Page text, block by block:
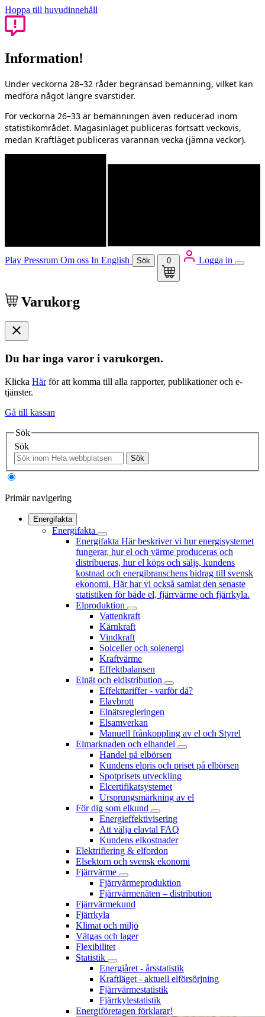
Hoppa till huvudinnehåll
Information!
Under veckorna 28–32 råder begränsad bemanning, vilket kan
medföra något längre svarstider.
För veckorna 26–33 är bemanningen även reducerad inom
statistikområdet. Magasinläget publiceras fortsatt veckovis,
medan Kraftläget publiceras varannan vecka (jämna veckor).
Play Pressrum Om oss In English Sök 0 Logga in
Varukorg
Du har inga varor i varukorgen.
Klicka Härför att komma till alla rapporter, publikationer och e-
tjänster.
Gå till kassan
Sök
Sök
Sök
Primär navigering
Energifakta
Energifakta
Energifakta Här beskriver vi hur energisystemet
fungerar, hur el och värme produceras och
distribueras, hur el köps och säljs, kundens
kostnad och energibranschens bidrag till svensk
ekonomi. Här har vi också samlat den senaste
statistiken för både el, fjärrvärme och fjärrkyla.
Elproduktion
Vattenkraft
Kärnkraft
Vindkraft
Solceller och solenergi
Kraftvärme
Effektbalansen
Elnät och eldistribution
Effekttariffer - varför då?
Elavbrott
Elnätsregleringen
Elsamverkan
Manuell frånkoppling av el och Styrel
Elmarknaden och elhandel
Handel på elbörsen
Kundens elpris och priset på elbörsen
Spotprisets utveckling
Elcertifikatsystemet
Ursprungsmärkning av el
För dig som elkund
Energieffektivisering
Att välja elavtal FAQ
Kundens elkostnader
Elektrifiering & elfordon
Elsektorn och svensk ekonomi
Fjärrvärme
Fjärrvärmeproduktion
Fjärrvärmenäten – distribution
Fjärrvärmekund
Fjärrkyla
Klimat och miljö
Vätgas och lager
Flexibilitet
Statistik
Energiåret - årsstatistik
Kraftläget - aktuell elförsörjning
Fjärrvärmestatistik
Fjärrkylestatistik
Energiföretagen förklarar!